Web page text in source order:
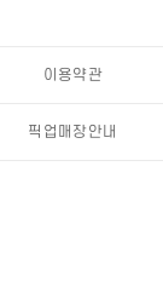
이용약관
픽업매장안내